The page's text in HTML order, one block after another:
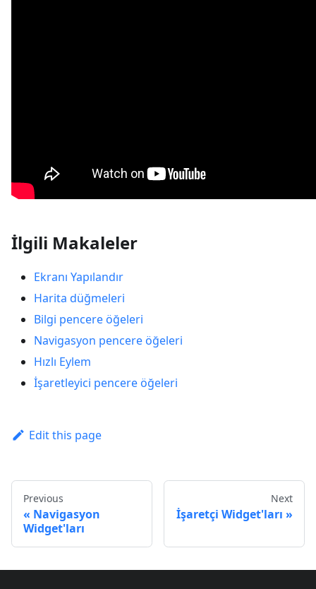
İlgili Makaleler
Ekranı Yapılandır
Harita düğmeleri
Bilgi pencere öğeleri
Navigasyon pencere öğeleri
Hızlı Eylem
İşaretleyici pencere öğeleri
Edit this page
Previous
Navigasyon
Widget'ları
Next
İşaretçi Widget'ları